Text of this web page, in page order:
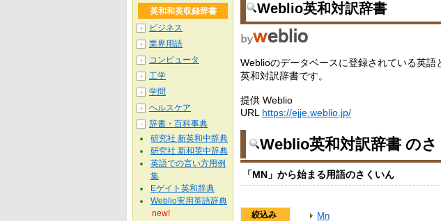
Weblio英和対訳辞書
Weblioのデータベースに登録されている英語
英和対訳辞書です。
提供 Weblio
URL https://ejje.weblio.jp/
Weblio英和対訳辞書 の
「MN」から始まる用語のさくいん
絞込み
Mn
英和和英収録辞書
＋ ビジネス
＋ 業界用語
＋ コンピュータ
＋ 工学
＋ 学問
＋ ヘルスケア
－
辞書・百科事典
研究社 新英和中辞典
研究社 新和英中辞典
英語での言い方用例
集
Eゲイト英和辞典
Weblio実用英語辞典
new!